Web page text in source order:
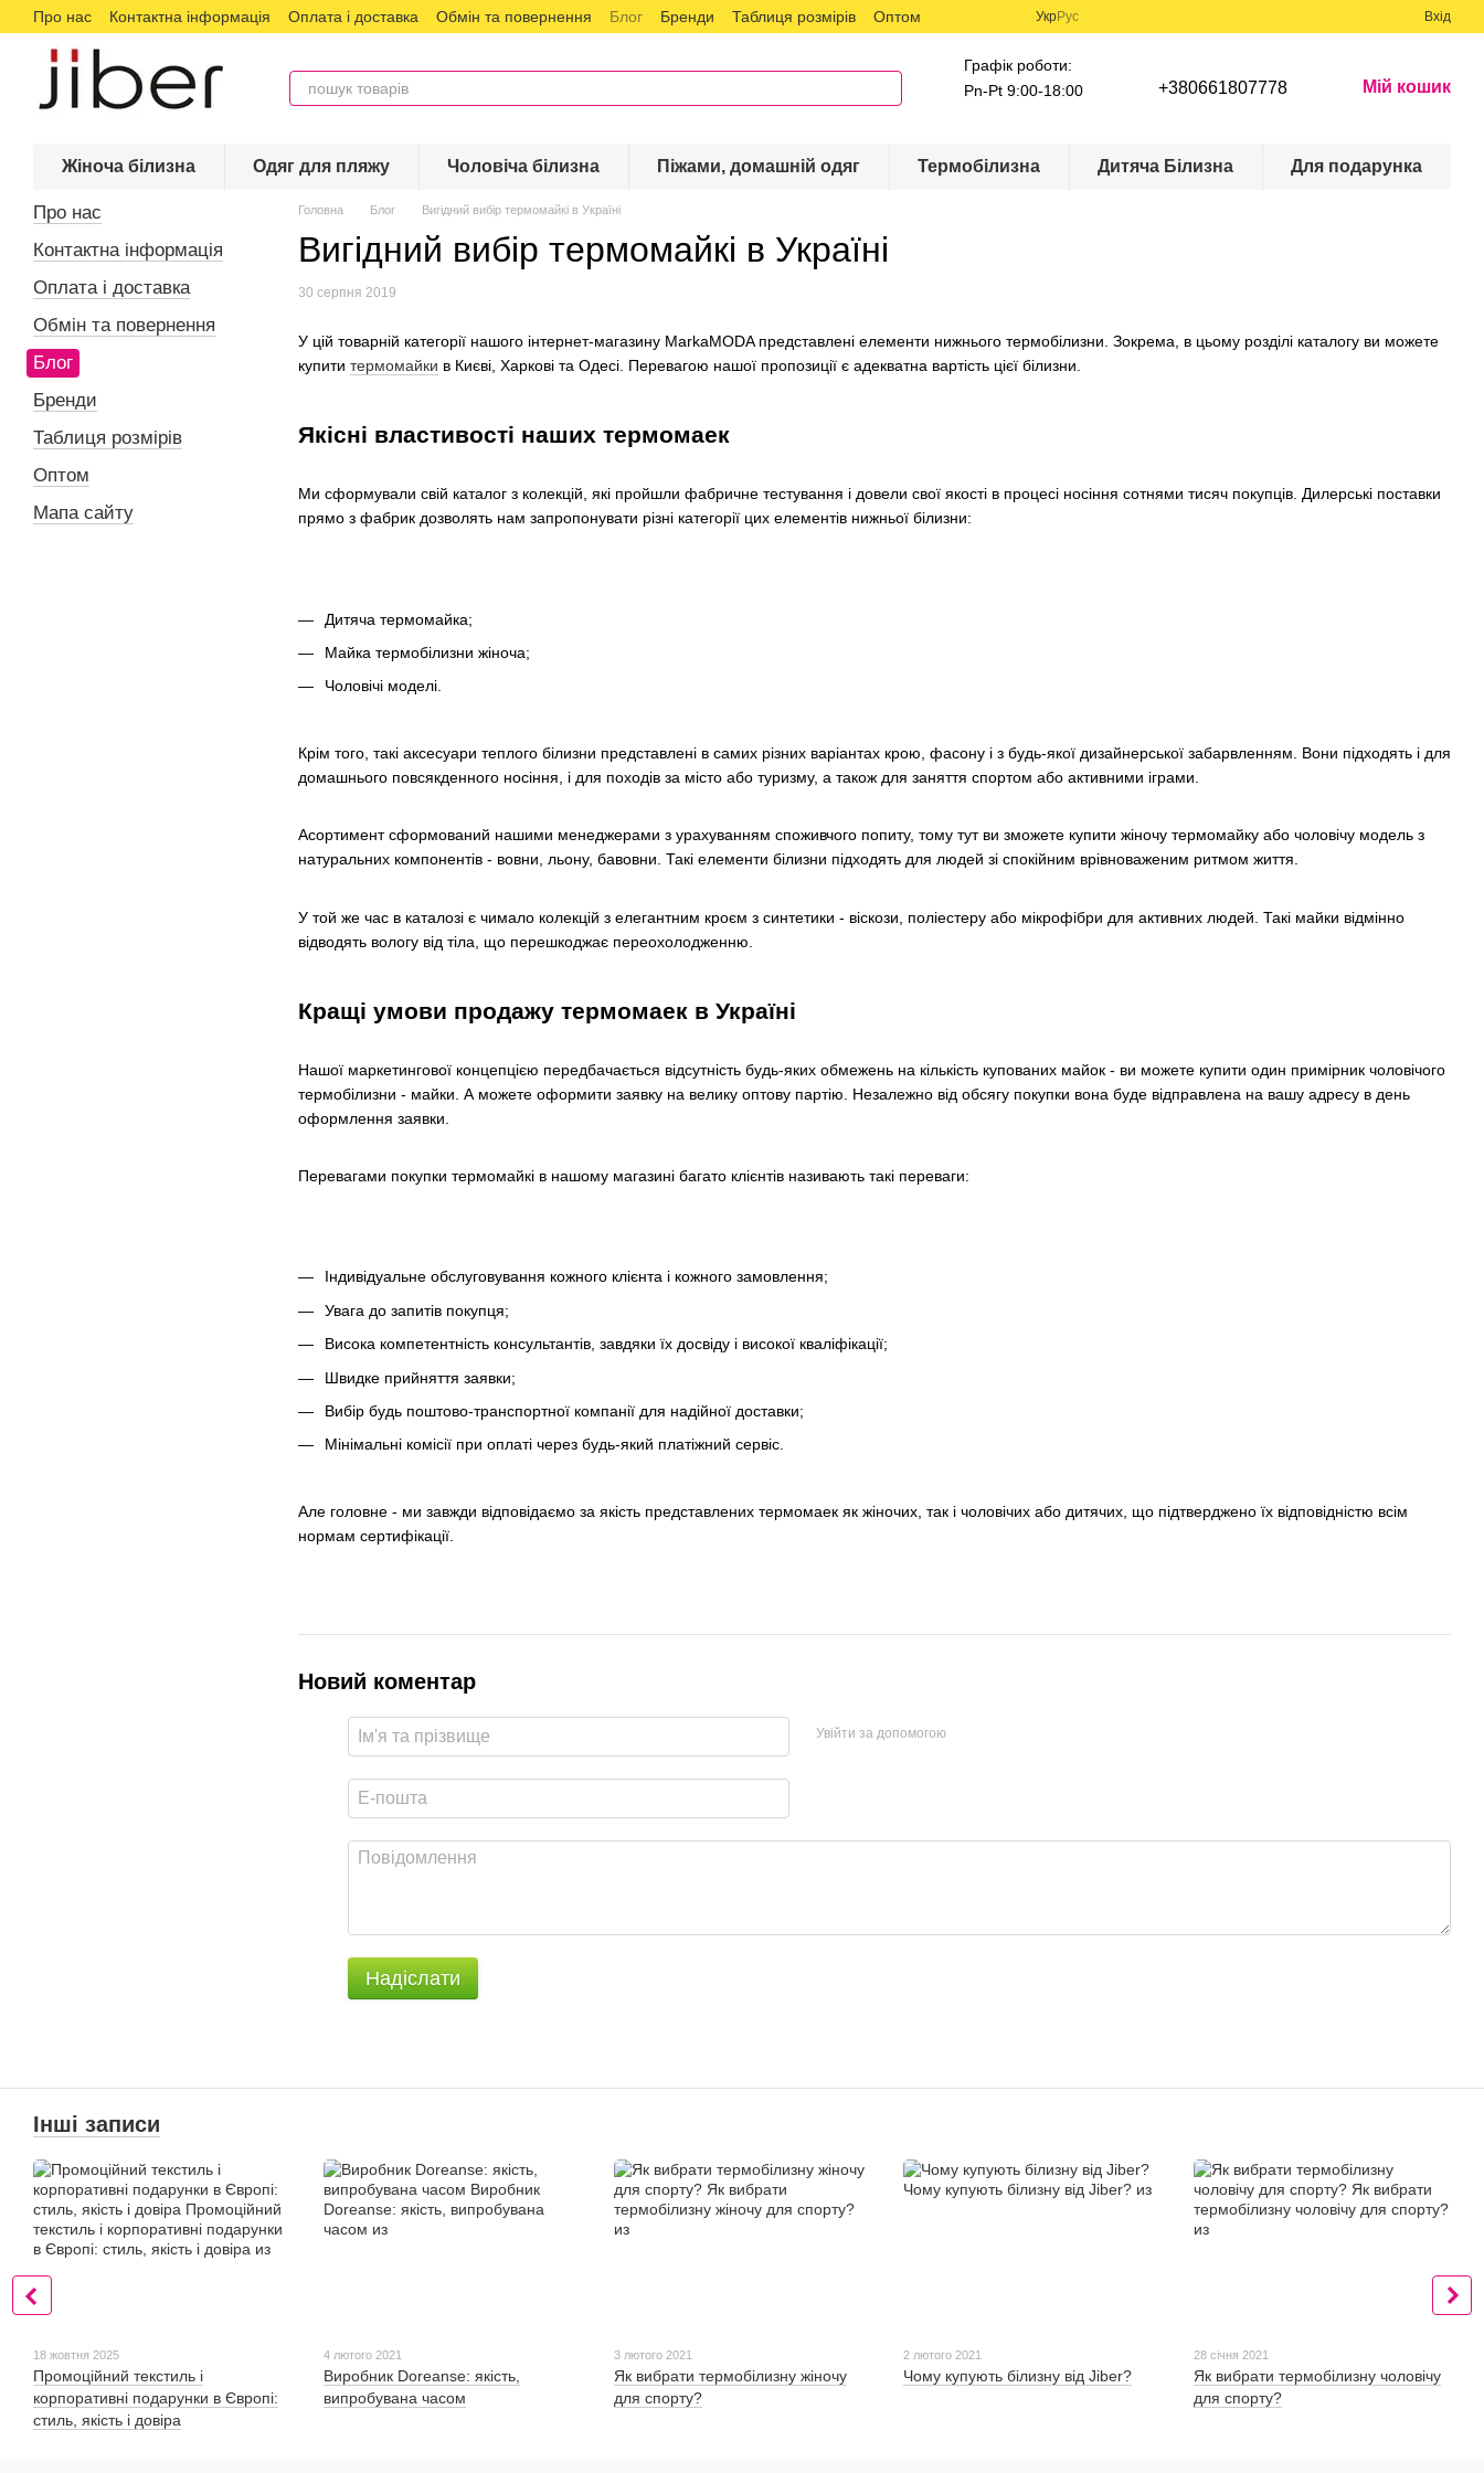
Перейти до основного контенту
Про нас Контактна інформація Оплата і доставка Обмін та повернення Блог Бренди Таблиця розмірів Оптом УкрРус Вхід
Графік роботи:
Pn-Pt 9:00-18:00
+380661807778 Мій кошик
Жіноча білизна Одяг для пляжу Чоловіча білизна Піжами, домашній одяг Термобілизна Дитяча Білизна Для подарунка
Головна Блог Вигідний вибір термомайкі в Україні
Вигідний вибір термомайкі в Україні
30 серпня 2019
У цій товарній категорії нашого інтернет-магазину MarkaMODA представлені елементи нижнього термобілизни. Зокрема, в цьому розділі каталогу ви можете
купити термомайки в Києві, Харкові та Одесі. Перевагою нашої пропозиції є адекватна вартість цієї білизни.
Якісні властивості наших термомаек
Ми сформували свій каталог з колекцій, які пройшли фабричне тестування і довели свої якості в процесі носіння сотнями тисяч покупців. Дилерські поставки
прямо з фабрик дозволять нам запропонувати різні категорії цих елементів нижньої білизни:
Дитяча термомайка;
Майка термобілизни жіноча;
Чоловічі моделі.
Крім того, такі аксесуари теплого білизни представлені в самих різних варіантах крою, фасону і з будь-якої дизайнерської забарвленням. Вони підходять і для
домашнього повсякденного носіння, і для походів за місто або туризму, а також для заняття спортом або активними іграми.
Асортимент сформований нашими менеджерами з урахуванням споживчого попиту, тому тут ви зможете купити жіночу термомайку або чоловічу модель з
натуральних компонентів - вовни, льону, бавовни. Такі елементи білизни підходять для людей зі спокійним врівноваженим ритмом життя.
У той же час в каталозі є чимало колекцій з елегантним кроєм з синтетики - віскози, поліестеру або мікрофібри для активних людей. Такі майки відмінно
відводять вологу від тіла, що перешкоджає переохолодженню.
Кращі умови продажу термомаек в Україні
Нашої маркетингової концепцією передбачається відсутність будь-яких обмежень на кількість купованих майок - ви можете купити один примірник чоловічого
термобілизни - майки. А можете оформити заявку на велику оптову партію. Незалежно від обсягу покупки вона буде відправлена ​​на вашу адресу в день
оформлення заявки.
Перевагами покупки термомайкі в нашому магазині багато клієнтів називають такі переваги:
Індивідуальне обслуговування кожного клієнта і кожного замовлення;
Увага до запитів покупця;
Висока компетентність консультантів, завдяки їх досвіду і високої кваліфікації;
Швидке прийняття заявки;
Вибір будь поштово-транспортної компанії для надійної доставки;
Мінімальні комісії при оплаті через будь-який платіжний сервіс.
Але головне - ми завжди відповідаємо за якість представлених термомаек як жіночих, так і чоловічих або дитячих, що підтверджено їх відповідністю всім
нормам сертифікації.
Новий коментар
Увійти за допомогою
Надіслати
Про нас
Контактна інформація
Оплата і доставка
Обмін та повернення
Блог
Бренди
Таблиця розмірів
Оптом
Мапа сайту
Інші записи
18 жовтня 2025
Промоційний текстиль і
корпоративні подарунки в Європі:
стиль, якість і довіра
4 лютого 2021
Виробник Doreanse: якість,
випробувана часом
3 лютого 2021
Як вибрати термобілизну жіночу
для спорту?
2 лютого 2021
Чому купують білизну від Jiber?
28 січня 2021
Як вибрати термобілизну чоловічу
для спорту?